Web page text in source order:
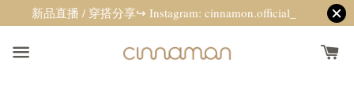
新品直播 / 穿搭分享↪ Instagram: cinnamon.official_